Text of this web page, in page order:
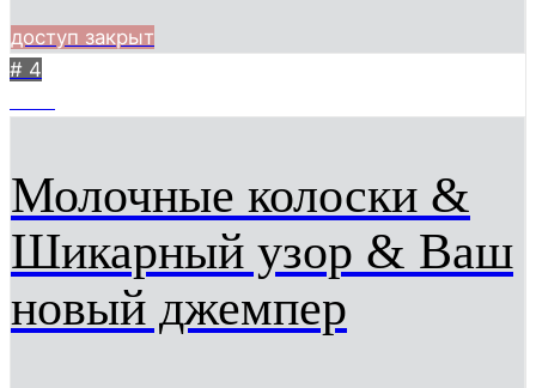
доступ закрыт
# 4
Молочные колоски &
Шикарный узор & Ваш
новый джемпер